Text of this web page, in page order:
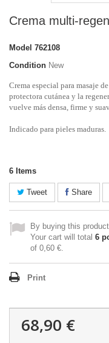
Crema multi-
Model 762108
Condition New
Crema especial para masaje
protectora cutánea y la
vuelve más densa, firme y
Indicado para pieles maduras.
6 Items
Tweet Share
By buying this
Your cart will total 6
of 0,60 €.
Print
68,90 €